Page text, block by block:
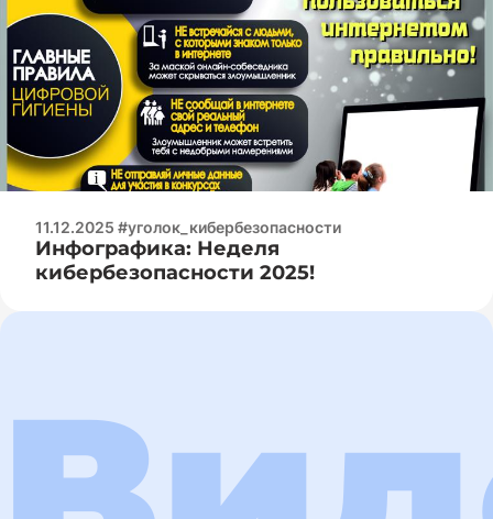
11.12.2025 #уголок_кибербезопасности
Инфографика: Неделя
кибербезопасности 2025!